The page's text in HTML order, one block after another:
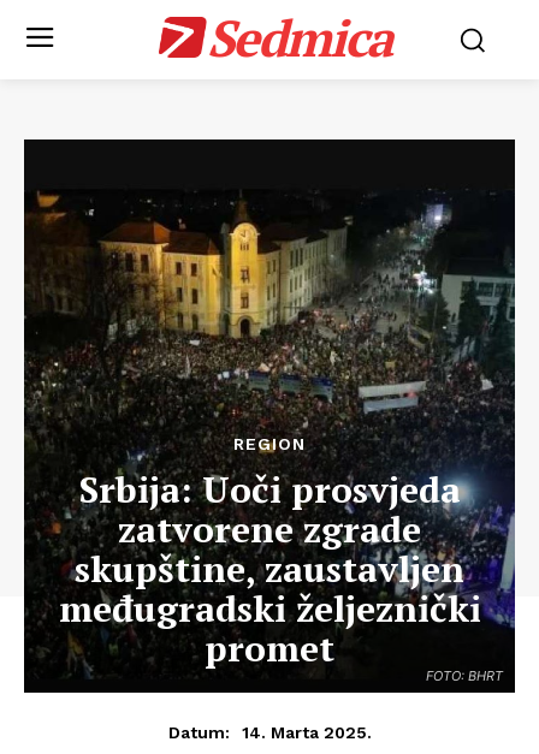
Sedmica
FOTO: BHRT
REGION
Srbija: Uoči prosvjeda
zatvorene zgrade
skupštine, zaustavljen
međugradski željeznički
promet
Datum: 14. Marta 2025.